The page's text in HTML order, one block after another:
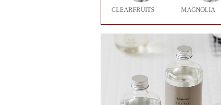
CLEARFRUITS MAGNOLIA